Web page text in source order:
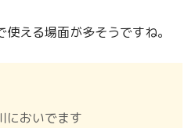
える場面が多そうですね。
においでます